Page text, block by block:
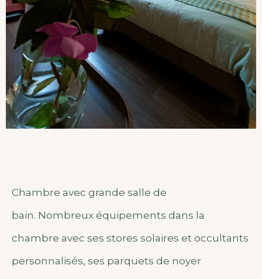
Chambre avec grande salle de
bain. Nombreux équipements dans la
chambre avec ses stores solaires et occultants
personnalisés, ses parquets de noyer